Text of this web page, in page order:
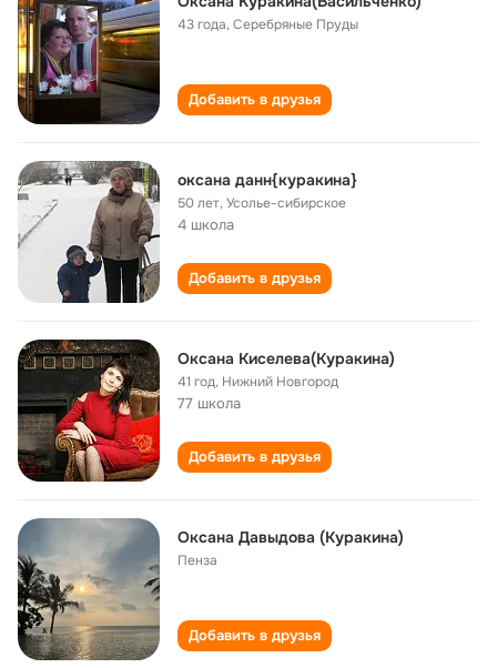
43 года,Серебряные Пруды
Добавить в друзья
оксана данн{куракина}
50 лет,Усолье-сибирское
4 школа
Добавить в друзья
Оксана Киселева(Куракина)
41 год, Нижний Новгород
77 школа
Добавить в друзья
Оксана Давыдова (Куракина)
Пенза
Добавить в друзья